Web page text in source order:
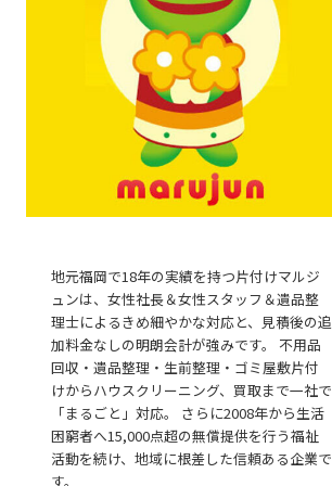
地元福岡で18年の実績を持つ片付けマルジ
ュンは、女性社長＆女性スタッフ＆遺品整
理士によるきめ細やかな対応と、見積後の追
加料金なしの明朗会計が強みです。 不用品
回収・遺品整理・生前整理・ゴミ屋敷片付
けからハウスクリーニング、買取まで一社で
「まるごと」対応。 さらに2008年から生活
困窮者へ15,000点超の無償提供を行う福祉
活動を続け、地域に根差した信頼ある企業で
す。